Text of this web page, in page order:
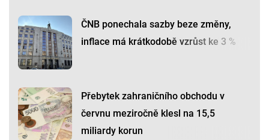
ČNB ponechala sazby beze změny,
inflace má krátkodobě vzrůst ke 3 %
Přebytek zahraničního obchodu v
červnu meziročně klesl na 15,5
miliardy korun